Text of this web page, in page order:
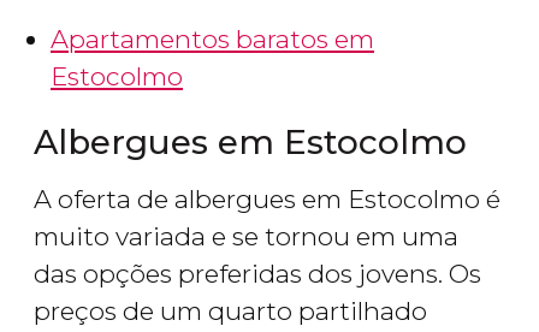
Apartamentos baratos em
Estocolmo
Albergues em Estocolmo
A oferta de albergues em Estocolmo é
muito variada e se tornou em uma
das opções preferidas dos jovens. Os
preços de um quarto partilhado